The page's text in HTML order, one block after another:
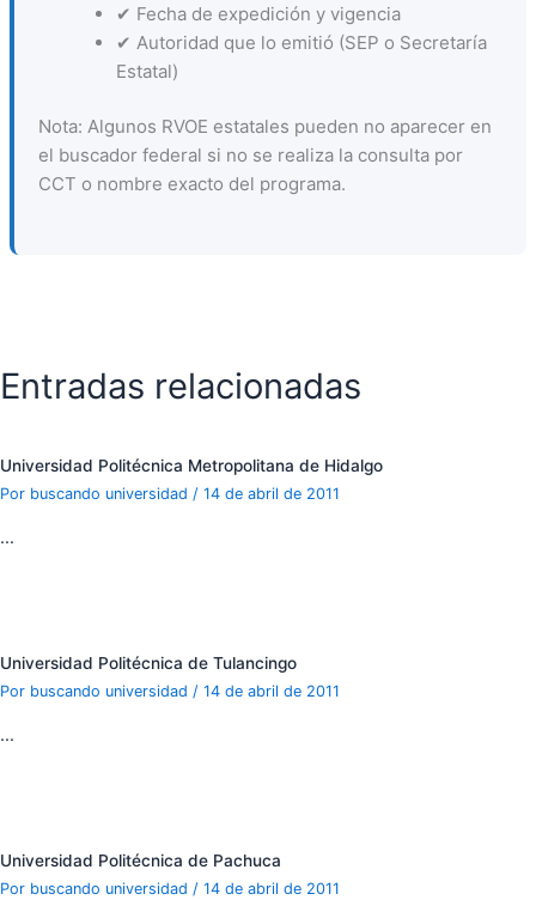
✔ Fecha de expedición y vigencia
✔ Autoridad que lo emitió (SEP o Secretaría
Estatal)
Nota: Algunos RVOE estatales pueden no aparecer en
el buscador federal si no se realiza la consulta por
CCT o nombre exacto del programa.
Entradas relacionadas
Universidad Politécnica Metropolitana de Hidalgo
Por buscando universidad / 14 de abril de 2011
…
Universidad Politécnica de Tulancingo
Por buscando universidad / 14 de abril de 2011
…
Universidad Politécnica de Pachuca
Por buscando universidad / 14 de abril de 2011